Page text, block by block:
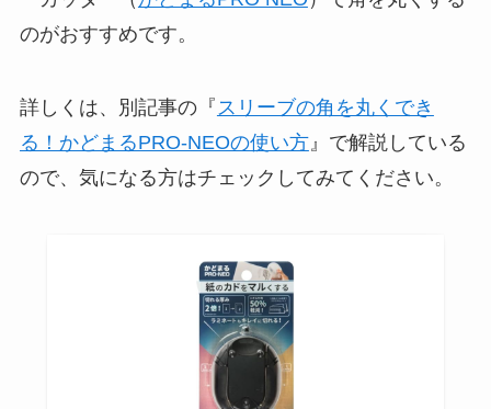
のがおすすめです。
詳しくは、別記事の『スリーブの角を丸くでき
る！かどまるPRO-NEOの使い方』で解説している
ので、気になる方はチェックしてみてください。